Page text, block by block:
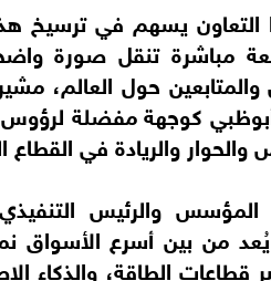
يسهم في ترسيخ
مباشرة تنقل صورة
حول العالم،
كوجهة مفضلة لرؤوس
والريادة في القطاع
يُعد من بين أسرع
الطاقة، والذكاء